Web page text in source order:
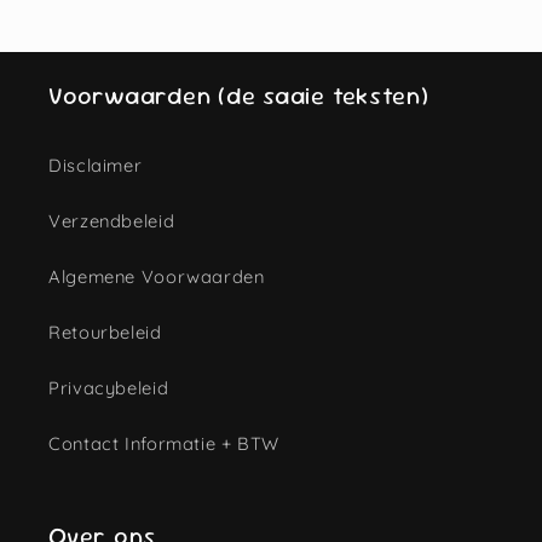
Voorwaarden (de saaie teksten)
Disclaimer
Verzendbeleid
Algemene Voorwaarden
Retourbeleid
Privacybeleid
Contact Informatie + BTW